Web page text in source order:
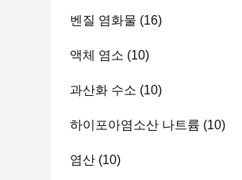
벤질 염화물 (16)
액체 염소 (10)
과산화 수소 (10)
하이포아염소산 나트륨 (10)
염산 (10)